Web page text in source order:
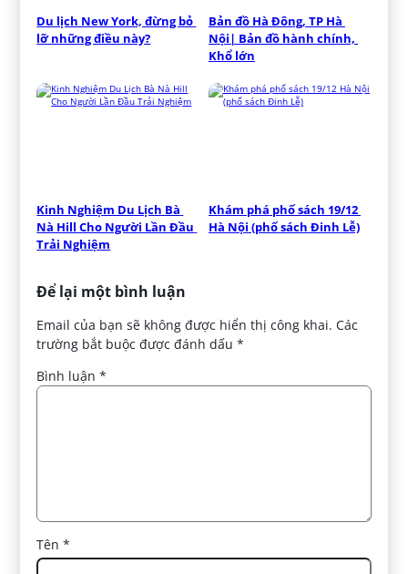
Du lịch New York, đừng bỏ
lỡ những điều này?
Bản đồ Hà Đông, TP Hà
Nội| Bản đồ hành chính,
Khổ lớn
Kinh Nghiệm Du Lịch Bà
Nà Hill Cho Người Lần Đầu
Trải Nghiệm
Khám phá phố sách 19/12
Hà Nội (phố sách Đinh Lễ)
Để lại một bình luận
Email của bạn sẽ không được hiển thị công khai. Các
trường bắt buộc được đánh dấu*
Bình luận*
Tên*